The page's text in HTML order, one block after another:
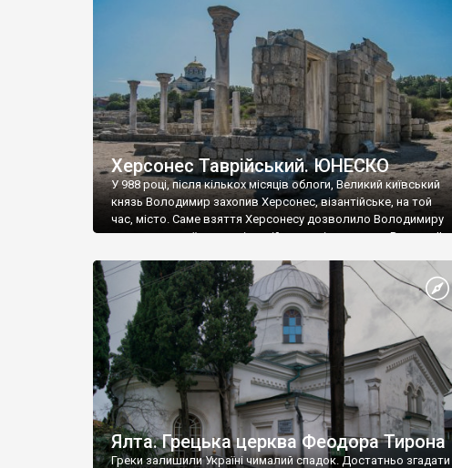
візантійської доби. Раритети викрадені з фондів об’єкту
культурної спадщини ЮНЕСКО «Херсонеса Таврійського».
Офіційно – на виставку «Золото Візантії», але експерти та
влада в Україні вважають це лише […]
Херсонес Таврійський. ЮНЕСКО
У 988 році, після кількох місяців облоги, Великий київський
князь Володимир захопив Херсонес, візантійське, на той
час, місто. Саме взяття Херсонесу дозволило Володимиру
диктувати свої умови візантійському імператору Василю ІІ,
Херсонесі Володимир-язичник, став Василем-
християнином. А потім було Хрещення Русі. На честь
Херсонесу Таврійського названо місто […]
Ялта. Грецька церква Феодора Тирона
Греки залишили Україні чималий спадок. Достатньо згадати